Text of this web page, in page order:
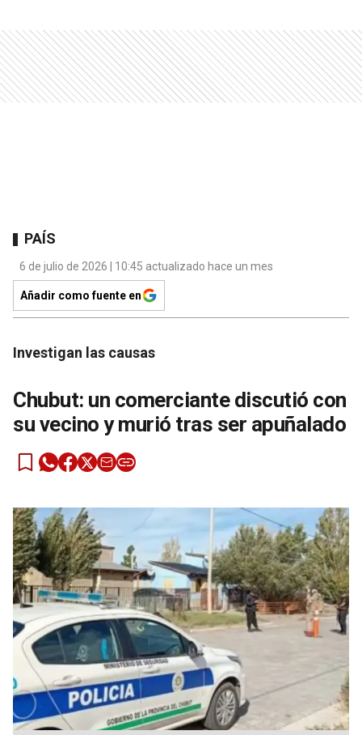
PAÍS
6 de julio de 2026 | 10:45 actualizado hace un mes
Añadir como fuente en
Investigan las causas
Chubut: un comerciante discutió con
su vecino y murió tras ser apuñalado